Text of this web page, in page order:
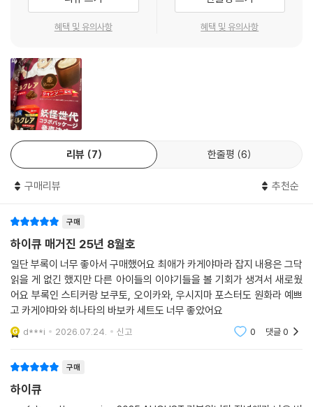
혜택 및 유의사항 혜택 및 유의사항
리뷰 7 한줄평 6
구매리뷰 추천순
구매
하이큐 매거진 25년 8월호
일단 부록이 너무 좋아서 구매했어요 최애가 카게야마라 잡지 내용은 그닥
읽을 게 없긴 했지만 다른 아이들의 이야기들을 볼 기회가 생겨서 새로웠
어요 부록인 스티커랑 보쿠토, 오이카와, 우시지마 포스터도 원화라 예쁘
고 카게야마와 히나타의 바보카 세트도 너무 좋았어요
d***i 2026.07.24. 신고 0 댓글0
구매
하이큐